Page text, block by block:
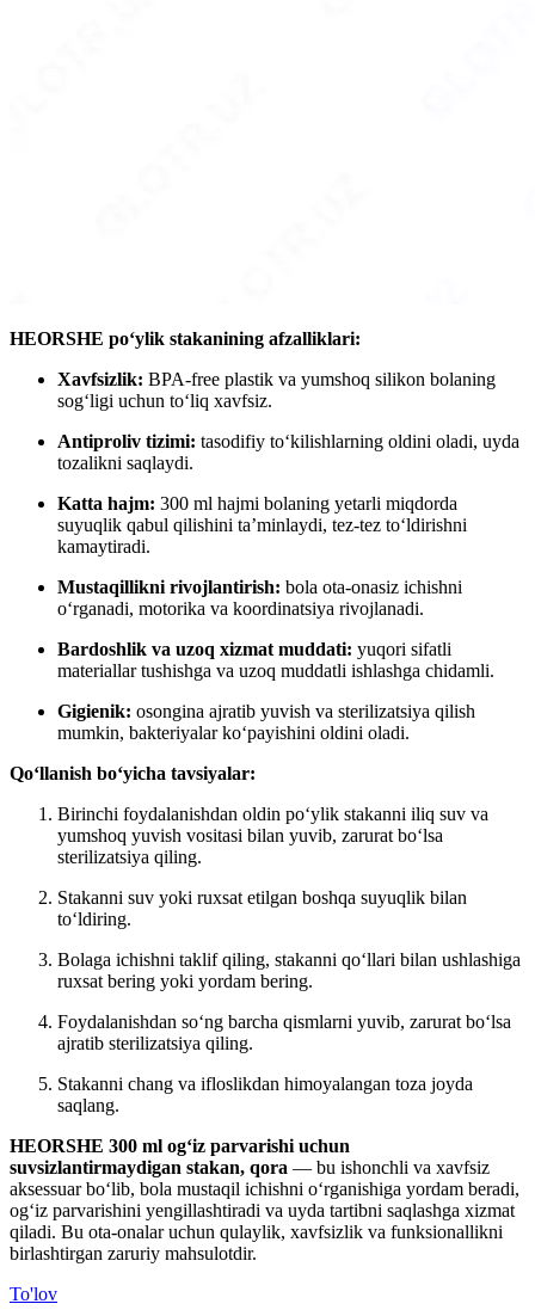
HEORSHE po‘ylik stakanining afzalliklari:
Xavfsizlik: BPA-free plastik va yumshoq silikon bolaning
sog‘ligi uchun to‘liq xavfsiz.
Antiproliv tizimi: tasodifiy to‘kilishlarning oldini oladi, uyda
tozalikni saqlaydi.
Katta hajm: 300 ml hajmi bolaning yetarli miqdorda
suyuqlik qabul qilishini ta’minlaydi, tez-tez to‘ldirishni
kamaytiradi.
Mustaqillikni rivojlantirish: bola ota-onasiz ichishni
o‘rganadi, motorika va koordinatsiya rivojlanadi.
Bardoshlik va uzoq xizmat muddati: yuqori sifatli
materiallar tushishga va uzoq muddatli ishlashga chidamli.
Gigienik: osongina ajratib yuvish va sterilizatsiya qilish
mumkin, bakteriyalar ko‘payishini oldini oladi.
Qo‘llanish bo‘yicha tavsiyalar:
Birinchi foydalanishdan oldin po‘ylik stakanni iliq suv va
yumshoq yuvish vositasi bilan yuvib, zarurat bo‘lsa
sterilizatsiya qiling.
Stakanni suv yoki ruxsat etilgan boshqa suyuqlik bilan
to‘ldiring.
Bolaga ichishni taklif qiling, stakanni qo‘llari bilan ushlashiga
ruxsat bering yoki yordam bering.
Foydalanishdan so‘ng barcha qismlarni yuvib, zarurat bo‘lsa
ajratib sterilizatsiya qiling.
Stakanni chang va ifloslikdan himoyalangan toza joyda
saqlang.
HEORSHE 300 ml og‘iz parvarishi uchun
suvsizlantirmaydigan stakan, qora — bu ishonchli va xavfsiz
aksessuar bo‘lib, bola mustaqil ichishni o‘rganishiga yordam beradi,
og‘iz parvarishini yengillashtiradi va uyda tartibni saqlashga xizmat
qiladi. Bu ota-onalar uchun qulaylik, xavfsizlik va funksionallikni
birlashtirgan zaruriy mahsulotdir.
To'lov